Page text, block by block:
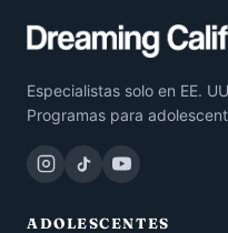
Especialistas solo en EE.
Programas para
ADOLESCENTES